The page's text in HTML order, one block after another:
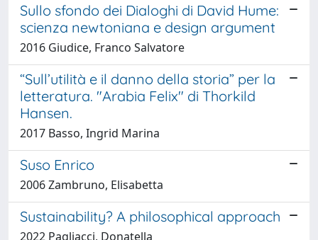
Sullo sfondo dei Dialoghi di David Hume:
scienza newtoniana e design argument
2016 Giudice, Franco Salvatore
“Sull’utilità e il danno della storia” per la
letteratura. "Arabia Felix" di Thorkild
Hansen.
2017 Basso, Ingrid Marina
Suso Enrico
2006 Zambruno, Elisabetta
Sustainability? A philosophical approach
2022 Pagliacci, Donatella